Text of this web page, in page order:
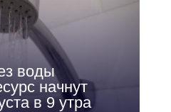
воды
начнут
в 9 утра